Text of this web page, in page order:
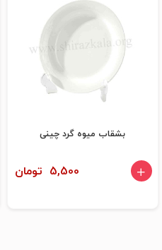
بشقاب میوه گرد چینی
5,500 تومان